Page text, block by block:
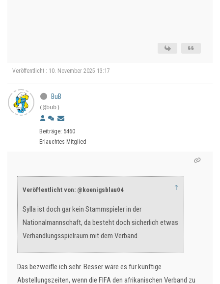
Veröffentlicht : 10. November 2025 13:17
BuB
(@bub)
Beiträge: 5460
Erlauchtes Mitglied
Veröffentlicht von: @koenigsblau04 ↑
Sylla ist doch gar kein Stammspieler in der
Nationalmannschaft, da besteht doch sicherlich etwas
Verhandlungsspielraum mit dem Verband.
Das bezweifle ich sehr. Besser wäre es für künftige
Abstellungszeiten, wenn die FIFA den afrikanischen Verband zu